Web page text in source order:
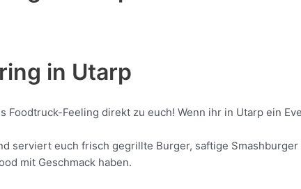
in Utarp
Foodtruck-Feeling direkt zu euch! Wenn ihr in Utarp ein
serviert euch frisch gegrillte Burger, saftige
mit Geschmack haben.